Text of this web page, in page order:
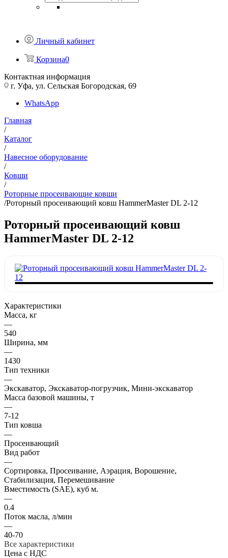
Личный кабинет
Корзина0
Контактная информация
г. Уфа, ул. Сельская Богородская, 69
WhatsApp
Главная
/
Каталог
/
Навесное оборудование
/
Ковши
/
Роторные просеивающие ковши
/Роторный просеивающий ковш HammerMaster DL 2-12
Роторный просеивающий ковш
HammerMaster DL 2-12
Характеристики
Масса, кг
—
540
Ширина, мм
—
1430
Тип техники
—
Экскаватор, Экскаватор-погрузчик, Мини-экскаватор
Масса базовой машины, т
—
7-12
Тип ковша
—
Просеивающий
Вид работ
—
Сортировка, Просеивание, Аэрация, Ворошение,
Стабилизация, Перемешивание
Вместимость (SAE), куб м.
—
0.4
Поток масла, л/мин
—
40-70
Все характеристики
Цена с НДС